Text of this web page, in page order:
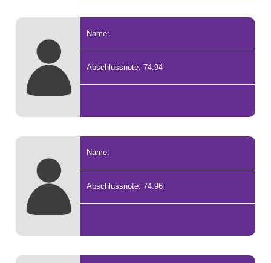
Name:
Abschlussnote: 74.94
Name:
Abschlussnote: 74.96